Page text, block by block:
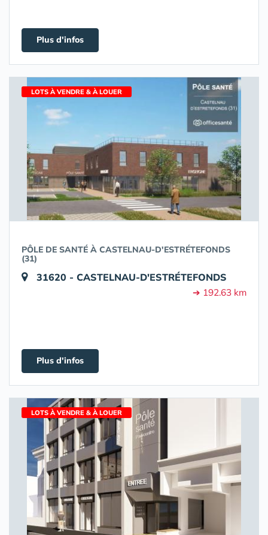
Plus d'infos
LOTS À VENDRE & À LOUER
PÔLE DE SANTÉ À CASTELNAU-D'ESTRÉTEFONDS
(31)
31620 - CASTELNAU-D'ESTRÉTEFONDS
➔ 192.63 km
Plus d'infos
LOTS À VENDRE & À LOUER